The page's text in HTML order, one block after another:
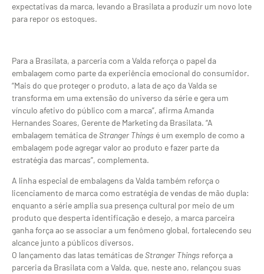
expectativas da marca, levando a Brasilata a produzir um novo lote
para repor os estoques.
Para a Brasilata, a parceria com a Valda reforça o papel da
embalagem como parte da experiência emocional do consumidor.
“Mais do que proteger o produto, a lata de aço da Valda se
transforma em uma extensão do universo da série e gera um
vínculo afetivo do público com a marca”, afirma Amanda
Hernandes Soares, Gerente de Marketing da Brasilata. “A
embalagem temática deStranger Things é um exemplo de como a
embalagem pode agregar valor ao produto e fazer parte da
estratégia das marcas”, complementa.
A linha especial de embalagens da Valda também reforça o
licenciamento de marca como estratégia de vendas de mão dupla:
enquanto a série amplia sua presença cultural por meio de um
produto que desperta identificação e desejo, a marca parceira
ganha força ao se associar a um fenômeno global, fortalecendo seu
alcance junto a públicos diversos.
O lançamento das latas temáticas deStranger Things reforça a
parceria da Brasilata com a Valda, que, neste ano, relançou suas